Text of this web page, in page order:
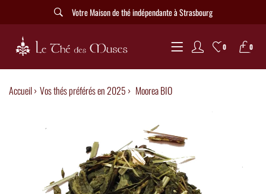
Votre Maison de thé indépendante à Strasbourg
0 0
Accueil › Vos thés préférés en 2025 › Moorea BIO